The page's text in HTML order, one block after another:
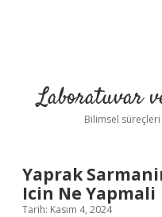
Laboratuvar
Bilimsel süreçleri
Yaprak
Icin Ne Yapmali
Tarih: Kasım 4, 2024